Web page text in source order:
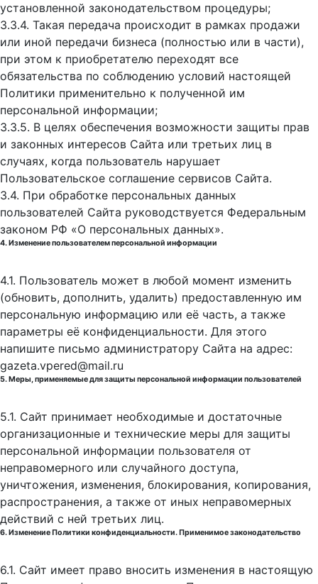
установленной законодательством процедуры;
3.3.4. Такая передача происходит в рамках продажи
или иной передачи бизнеса (полностью или в части),
при этом к приобретателю переходят все
обязательства по соблюдению условий настоящей
Политики применительно к полученной им
персональной информации;
3.3.5. В целях обеспечения возможности защиты прав
и законных интересов Сайта или третьих лиц в
случаях, когда пользователь нарушает
Пользовательское соглашение сервисов Сайта.
3.4. При обработке персональных данных
пользователей Сайта руководствуется Федеральным
законом РФ «О персональных данных».
4. Изменение пользователем персональной информации
4.1. Пользователь может в любой момент изменить
(обновить, дополнить, удалить) предоставленную им
персональную информацию или её часть, а также
параметры её конфиденциальности. Для этого
напишите письмо администратору Сайта на адрес:
gazeta.vpered@mail.ru
5. Меры, применяемые для защиты персональной информации пользователей
5.1. Сайт принимает необходимые и достаточные
организационные и технические меры для защиты
персональной информации пользователя от
неправомерного или случайного доступа,
уничтожения, изменения, блокирования, копирования,
распространения, а также от иных неправомерных
действий с ней третьих лиц.
6. Изменение Политики конфиденциальности. Применимое законодательство
6.1. Сайт имеет право вносить изменения в настоящую